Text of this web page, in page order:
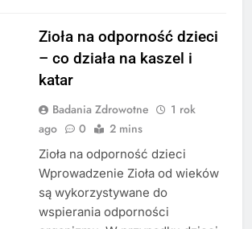
Zioła na odporność dzieci
– co działa na kaszel i
katar
Badania Zdrowotne
1 rok
ago
0 2 mins
Zioła na odporność dzieci
Wprowadzenie Zioła od wieków
są wykorzystywane do
wspierania odporności